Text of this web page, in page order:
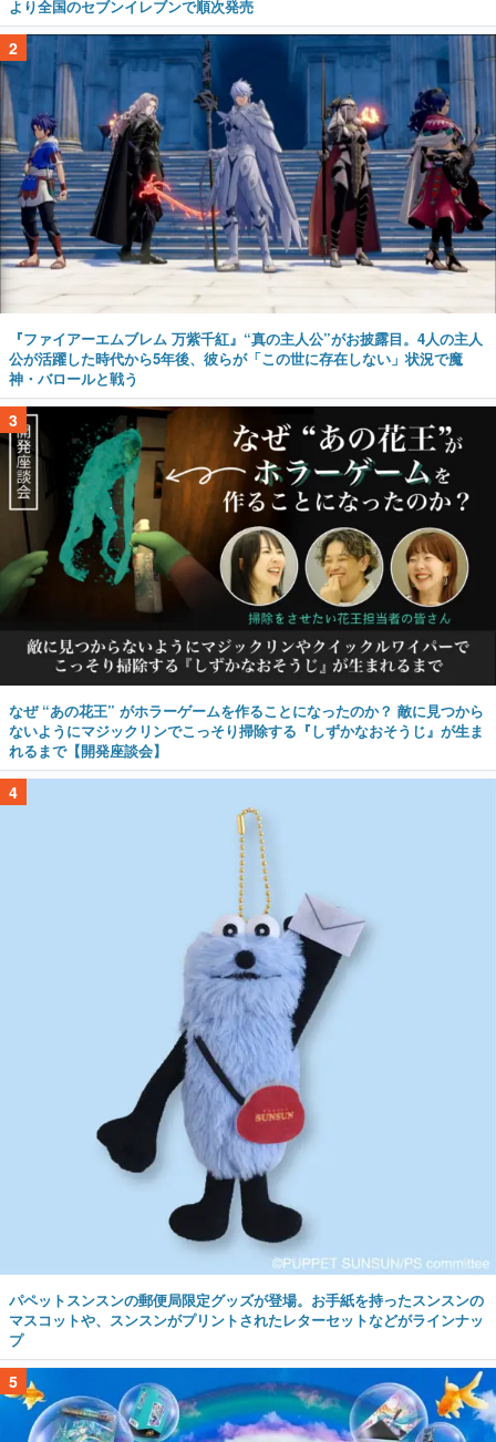
より全国のセブンイレブンで順次発売
2
『ファイアーエムブレム 万紫千紅』“真の主人公”がお披露目。4人の主人
公が活躍した時代から5年後、彼らが「この世に存在しない」状況で魔
神・バロールと戦う
3
なぜ “あの花王” がホラーゲームを作ることになったのか？ 敵に見つから
ないようにマジックリンでこっそり掃除する『しずかなおそうじ』が生ま
れるまで【開発座談会】
4
パペットスンスンの郵便局限定グッズが登場。お手紙を持ったスンスンの
マスコットや、スンスンがプリントされたレターセットなどがラインナッ
プ
5